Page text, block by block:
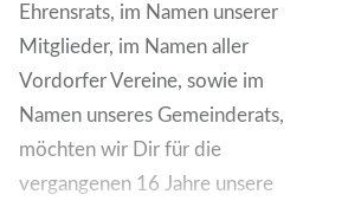
Ehrensrats, im Namen unserer
Mitglieder, im Namen aller
Vordorfer Vereine, sowie im
Namen unseres Gemeinderats,
möchten wir Dir für die
vergangenen 16 Jahre unsere